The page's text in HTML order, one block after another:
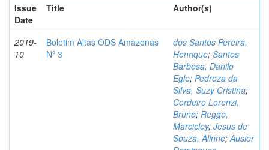
Issue
Date
Title Author(s)
2019-
10
Boletim Altas ODS Amazonas
Nº 3
dos Santos Pereira,
Henrique; Santos
Barbosa, Danilo
Egle; Pedroza da
Silva, Suzy Cristina;
Cordeiro Lorenzi,
Bruno; Reggo,
Marcicley; Jesus de
Souza, Alinne;Ausier